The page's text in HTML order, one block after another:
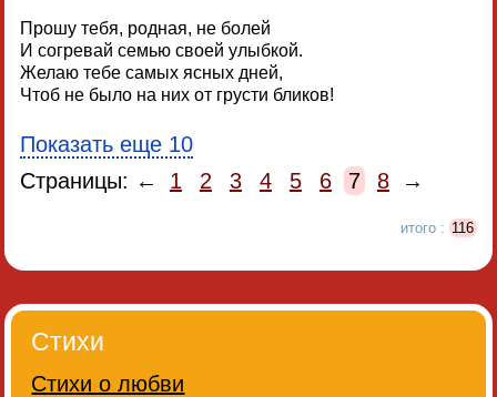
Прошу тебя, родная, не болей
И согревай семью своей улыбкой.
Желаю тебе самых ясных дней,
Чтоб не было на них от грусти бликов!
Показать еще 10
Страницы: ←
1 2 3 4 5 6 7 8 →
итого : 116
Стихи
Стихи о любви